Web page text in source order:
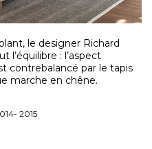
le designer Richard
l’équilibre : l’aspect
contrebalancé par le tapis
marche en chêne.
2015